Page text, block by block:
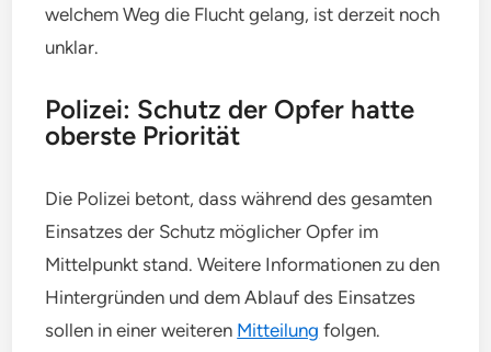
welchem Weg die Flucht gelang, ist derzeit noch
unklar.
Polizei: Schutz der Opfer hatte
oberste Priorität
Die Polizei betont, dass während des gesamten
Einsatzes der Schutz möglicher Opfer im
Mittelpunkt stand. Weitere Informationen zu den
Hintergründen und dem Ablauf des Einsatzes
sollen in einer weiteren Mitteilung folgen.